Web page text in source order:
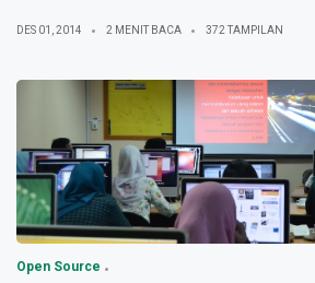
DES 01, 2014 2 MENIT BACA 372 TAMPILAN
Open Source